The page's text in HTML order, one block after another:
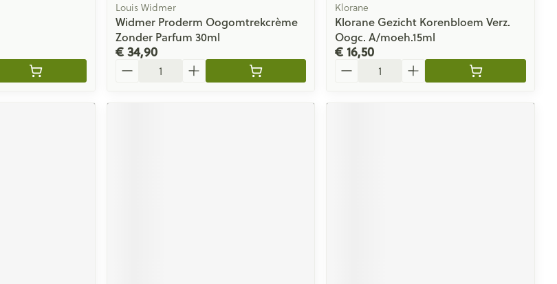
Louis Widmer
Widmer Proderm Oogomtrekcrème
Zonder Parfum 30ml
€ 34,90
Klorane
Klorane Gezicht Korenbloem Verz.
Oogc. A/moeh.15ml
€ 16,50